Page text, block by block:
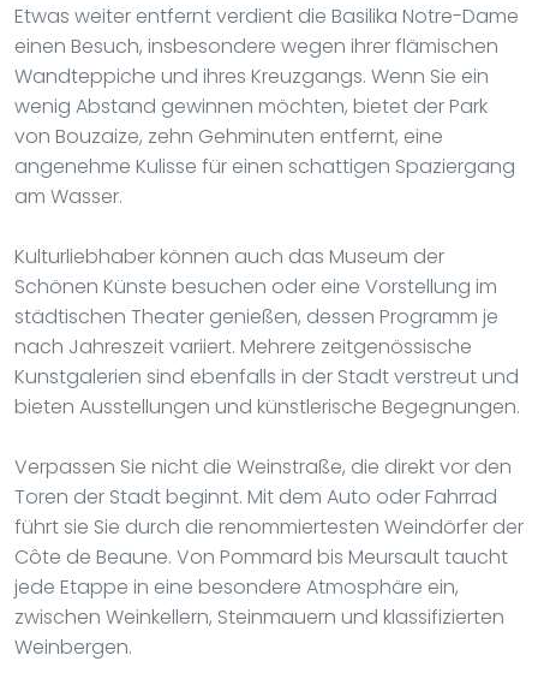
Etwas weiter entfernt verdient die Basilika Notre-Dame
einen Besuch, insbesondere wegen ihrer flämischen
Wandteppiche und ihres Kreuzgangs. Wenn Sie ein
wenig Abstand gewinnen möchten, bietet der Park
von Bouzaize, zehn Gehminuten entfernt, eine
angenehme Kulisse für einen schattigen Spaziergang
am Wasser.
Kulturliebhaber können auch das Museum der
Schönen Künste besuchen oder eine Vorstellung im
städtischen Theater genießen, dessen Programm je
nach Jahreszeit variiert. Mehrere zeitgenössische
Kunstgalerien sind ebenfalls in der Stadt verstreut und
bieten Ausstellungen und künstlerische Begegnungen.
Verpassen Sie nicht die Weinstraße, die direkt vor den
Toren der Stadt beginnt. Mit dem Auto oder Fahrrad
führt sie Sie durch die renommiertesten Weindörfer der
Côte de Beaune. Von Pommard bis Meursault taucht
jede Etappe in eine besondere Atmosphäre ein,
zwischen Weinkellern, Steinmauern und klassifizierten
Weinbergen.